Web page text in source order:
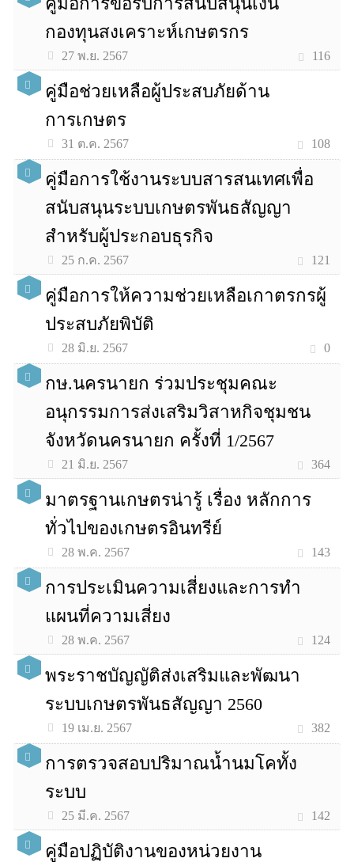
กองทุนสงเคราะห์เกษตรกร
27 พ.ย. 2567 116
คู่มือช่วยเหลือผู้ประสบภัยด้าน
การเกษตร
31 ต.ค. 2567 108
คู่มือการใช้งานระบบสารสนเทศเพื่อ
สนับสนุนระบบเกษตรพันธสัญญา
สำหรับผู้ประกอบธุรกิจ
25 ก.ค. 2567 121
คู่มือการให้ความช่วยเหลือเกาตรกรผู้
ประสบภัยพิบัติ
28 มิ.ย. 2567 0
กษ.นครนายก ร่วมประชุมคณะ
อนุกรรมการส่งเสริมวิสาหกิจชุมชน
จังหวัดนครนายก ครั้งที่ 1/2567
21 มิ.ย. 2567 364
มาตรฐานเกษตรน่ารู้ เรื่อง หลักการ
ทั่วไปของเกษตรอินทรีย์
28 พ.ค. 2567 143
การประเมินความเสี่ยงและการทำ
แผนที่ความเสี่ยง
28 พ.ค. 2567 124
พระราชบัญญัติส่งเสริมและพัฒนา
ระบบเกษตรพันธสัญญา 2560
19 เม.ย. 2567 382
การตรวจสอบปริมาณน้ำนมโคทั้ง
ระบบ
25 มี.ค. 2567 142
คู่มือปฏิบัติงานของหน่วยงาน